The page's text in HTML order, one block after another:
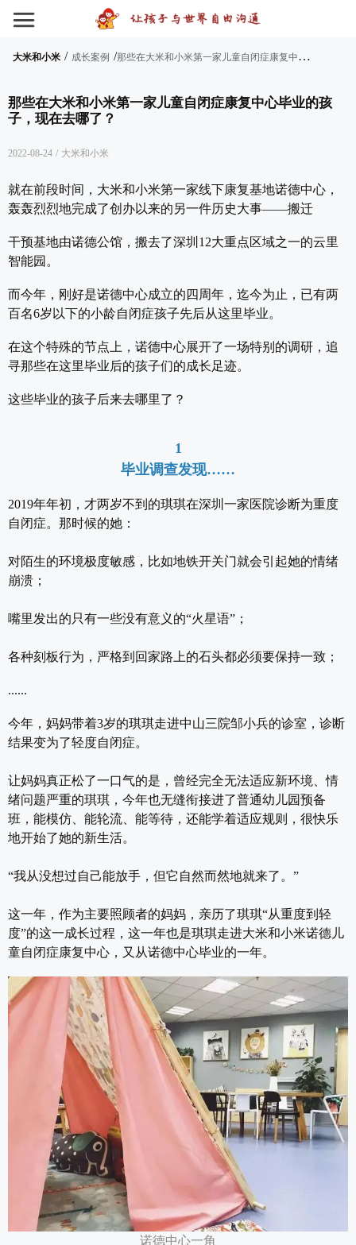
大米和小米 / 成长案例 / 那
些在大米和小米第一家儿童自闭症康复中心毕业的孩子，现在去哪了？
那些在大米和小米第一家儿童自闭症康复中心毕业的孩
子，现在去哪了？
2022-08-24 / 大米和小米
就在前段时间，大米和小米第一家线下康复基地诺德中心，
轰轰烈烈地完成了创办以来的另一件历史大事——搬迁
干预基地由诺德公馆，搬去了深圳12大重点区域之一的云里
智能园。
而今年，刚好是诺德中心成立的四周年，迄今为止，已有两
百名6岁以下的小龄自闭症孩子先后从这里毕业。
在这个特殊的节点上，诺德中心展开了一场特别的调研，追
寻那些在这里毕业后的孩子们的成长足迹。
这些毕业的孩子后来去哪里了？
1
毕业调查发现……
2019年年初，才两岁不到的琪琪在深圳一家医院诊断为重度
自闭症。那时候的她：
对陌生的环境极度敏感，比如地铁开关门就会引起她的情绪
崩溃；
嘴里发出的只有一些没有意义的“火星语”；
各种刻板行为，严格到回家路上的石头都必须要保持一致；
......
今年，妈妈带着3岁的琪琪走进中山三院邹小兵的诊室，诊断
结果变为了轻度自闭症。
让妈妈真正松了一口气的是，曾经完全无法适应新环境、情
绪问题严重的琪琪，今年也无缝衔接进了普通幼儿园预备
班，能模仿、能轮流、能等待，还能学着适应规则，很快乐
地开始了她的新生活。
“我从没想过自己能放手，但它自然而然地就来了。”
这一年，作为主要照顾者的妈妈，亲历了琪琪“从重度到轻
度”的这一成长过程，这一年也是琪琪走进大米和小米诺德儿
童自闭症康复中心，又从诺德中心毕业的一年。
诺德中心一角